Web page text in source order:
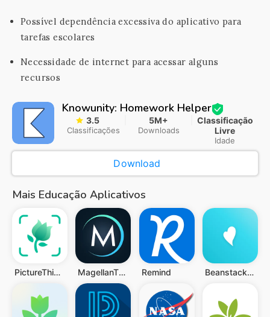
Possível dependência excessiva do aplicativo para
tarefas escolares
Necessidade de internet para acessar alguns
recursos
Knowunity: Homework Helper
3.5
Classificações
5M+
Downloads
Classificação
Livre
Idade
Download
Mais Educação Aplicativos
PictureThis Identificar Planta MagellanTV Documentaries Remind Beanstack Tracker